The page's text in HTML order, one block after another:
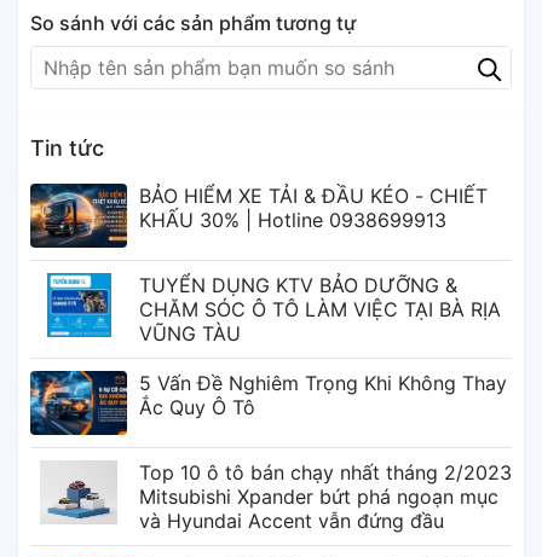
– Khả năng chống nắng, chống nóng siêu tốt
– Bảo vệ xe khỏi tác động của thời tiết và môi
trường
Một sản phẩm nhiều công dụng tuyệt vời mà tay lái
nào cũng cần có: Chống nắng + Chống Nóng +
Chống Mưa + Chống Xước,….Nhiều công dụng
nhưng lại được thiết kế tiện dụng và vô cùng gọn
gàng.
So sánh với các sản phẩm tương tự
Tin tức
BẢO HIỂM XE TẢI & ĐẦU KÉO - CHIẾT
KHẤU 30% | Hotline 0938699913
TUYỂN DỤNG KTV BẢO DƯỠNG &
CHĂM SÓC Ô TÔ LÀM VIỆC TẠI BÀ RỊA
VŨNG TÀU
5 Vấn Đề Nghiêm Trọng Khi Không Thay
Ắc Quy Ô Tô
Top 10 ô tô bán chạy nhất tháng 2/2023
Mitsubishi Xpander bứt phá ngoạn mục
và Hyundai Accent vẫn đứng đầu